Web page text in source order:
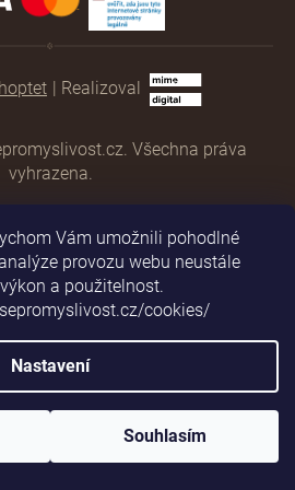
Vám umožnili pohodlné
provozu webu neustále
a použitelnost.
cookies/
Nastavení
Souhlasím
| Realizoval
. Všechna práva
vyhrazena.